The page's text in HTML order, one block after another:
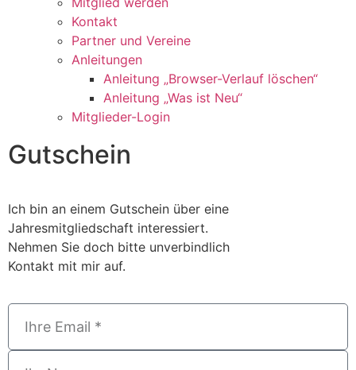
Kontakt
Partner und Vereine
Anleitungen
Anleitung „Browser-Verlauf löschen“
Anleitung „Was ist Neu“
Mitglieder-Login
Gutschein
Ich bin an einem Gutschein über eine
Jahresmitgliedschaft interessiert.
Nehmen Sie doch bitte unverbindlich
Kontakt mit mir auf.